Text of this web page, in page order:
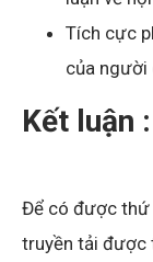
Tích cực
của người
Kết luận :
Để có được thứ
truyền tải được